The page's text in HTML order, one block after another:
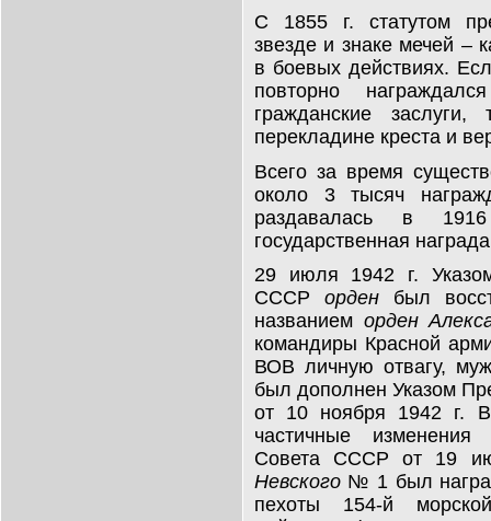
С 1855 г. статутом
звезде и знаке мечей –
в боевых действиях.
повторно
гражданские
перекладине креста и
Всего за время
около 3 тысяч
раздавалась в
государственная
29 июля 1942 г.
СССР орден был
названием орден
командиры Красной
ВОВ личную отвагу,
был дополнен Указом
от 10 ноября 1942 г.
частичные
Совета СССР от 19
Невского № 1 был
пехоты 154-й